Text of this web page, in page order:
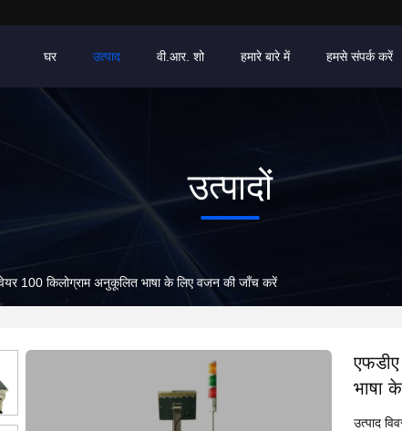
घर उत्पाद वी.आर. शो हमारे बारे में हमसे संपर्क करें
उत्पादों
100 किलोग्राम अनुकूलित भाषा के लिए वजन की जाँच करें
भाषा
उत्पाद